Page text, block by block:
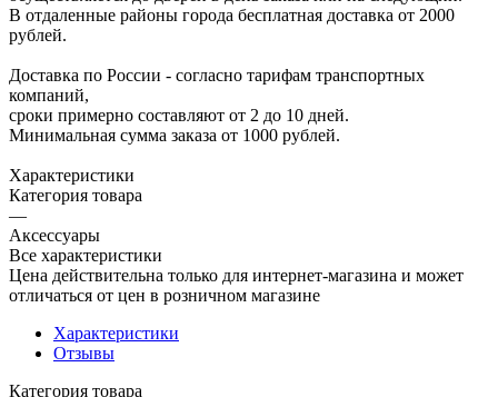
В отдаленные районы города бесплатная доставка от 2000
рублей.
Доставка по России - согласно тарифам транспортных
компаний,
сроки примерно составляют от 2 до 10 дней.
Минимальная сумма заказа от 1000 рублей.
Характеристики
Категория товара
—
Аксессуары
Все характеристики
Цена действительна только для интернет-магазина и может
отличаться от цен в розничном магазине
Характеристики
Отзывы
Категория товара